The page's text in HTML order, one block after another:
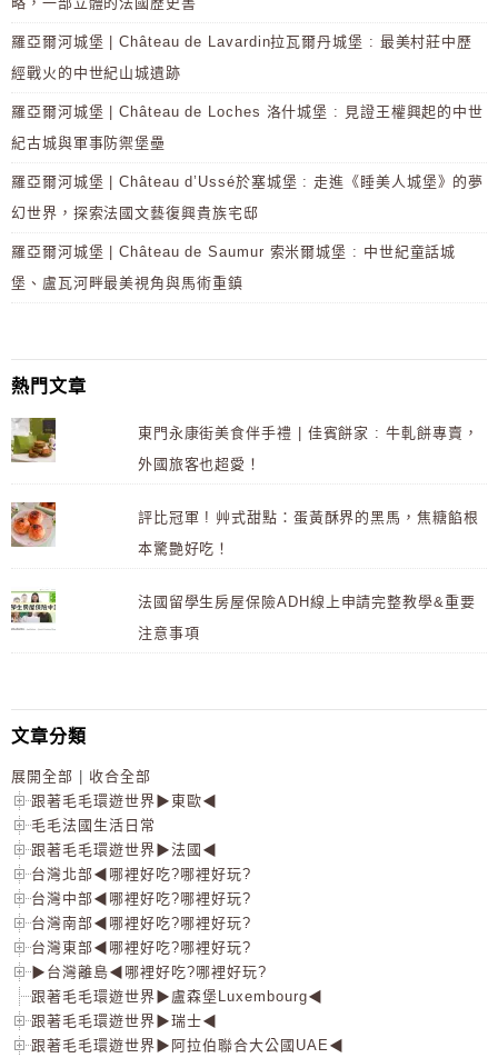
羅亞爾河城堡 | Château de Lavardin拉瓦爾丹城堡 : 最美村莊中歷
經戰火的中世紀山城遺跡
羅亞爾河城堡 | Château de Loches 洛什城堡 : 見證王權興起的中世
紀古城與軍事防禦堡壘
羅亞爾河城堡 | Château d’Ussé於塞城堡 : 走進《睡美人城堡》的夢
幻世界，探索法國文藝復興貴族宅邸
羅亞爾河城堡 | Château de Saumur 索米爾城堡 : 中世紀童話城
堡、盧瓦河畔最美視角與馬術重鎮
熱門文章
東門永康街美食伴手禮 | 佳賓餅家 : 牛軋餅專賣，
外國旅客也超愛！
評比冠軍 ! 艸式甜點：蛋黃酥界的黑馬，焦糖餡根
本驚艷好吃！
法國留學生房屋保險ADH線上申請完整教學&重要
注意事項
文章分類
展開全部 | 收合全部
跟著毛毛環遊世界▶東歐◀
毛毛法國生活日常
跟著毛毛環遊世界▶法國◀
台灣北部◀哪裡好吃?哪裡好玩?
台灣中部◀哪裡好吃?哪裡好玩?
台灣南部◀哪裡好吃?哪裡好玩?
台灣東部◀哪裡好吃?哪裡好玩?
▶台灣離島◀哪裡好吃?哪裡好玩?
跟著毛毛環遊世界▶盧森堡Luxembourg◀
跟著毛毛環遊世界▶瑞士◀
跟著毛毛環遊世界▶阿拉伯聯合大公國UAE◀